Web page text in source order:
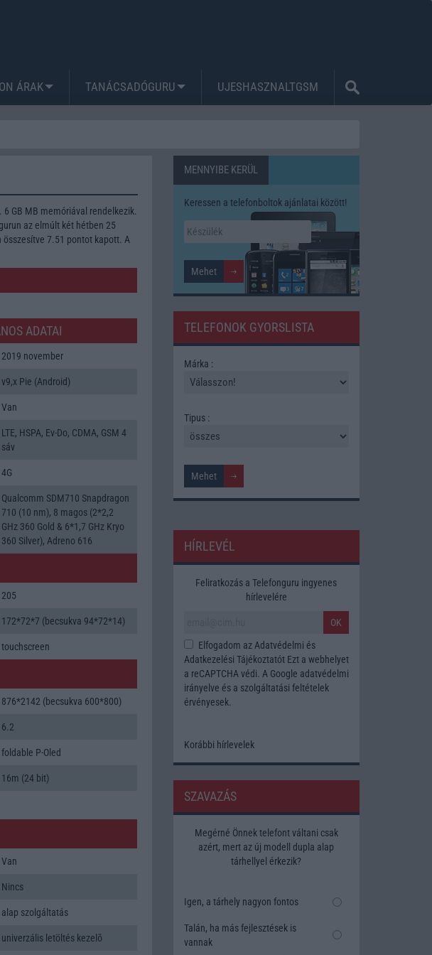
ÁRAK TANÁCSADÓGURU UJESHASZNALTGSM
GB MB memóriával rendelkezik.
az elmúlt két hétben 25
7.51 pontot kapott. A
ADATAI
2019 november
v9,x Pie (Android)
Van
LTE, HSPA, Ev-Do, CDMA, GSM 4
sáv
4G
Qualcomm SDM710 Snapdragon
710 (10 nm), 8 magos (2*2,2
GHz 360 Gold & 6*1,7 GHz Kryo
360 Silver), Adreno 616
205
172*72*7 (becsukva 94*72*14)
touchscreen
876*2142 (becsukva 600*800)
6.2
foldable P-Oled
16m (24 bit)
Van
Nincs
alap szolgáltatás
univerzális letöltés kezelõ
MENNYIBE KERÜL
Keressen a telefonboltok ajánlatai között!
TELEFONOK GYORSLISTA
Márka :
Tipus :
HÍRLEVÉL
Feliratkozás a Telefonguru ingyenes
hírlevelére
OK
Elfogadom az Adatvédelmi és
Adatkezelési TájékoztatótEzt a webhelyet
a reCAPTCHA védi. A Google adatvédelmi
irányelve és a szolgáltatási feltételek
érvényesek.
Korábbi hírlevelek
SZAVAZÁS
Megérné Önnek telefont váltani csak
azért, mert az új modell dupla alap
tárhellyel érkezik?
Igen, a tárhely nagyon fontos
Talán, ha más fejlesztések is
vannak